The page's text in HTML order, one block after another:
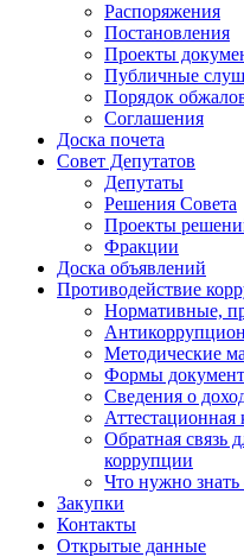
Распоряжения
Постановления
Проекты
Публичные
Порядок
Соглашения
Доска почета
Совет Депутатов
Депутаты
Решения Совета
Проекты
Фракции
Доска объявлений
Противодействие
Нормативные,
Методические
Формы
Сведения о
Аттестационная
Обратная связь
коррупции
Что нужно
Закупки
Контакты
Открытые данные